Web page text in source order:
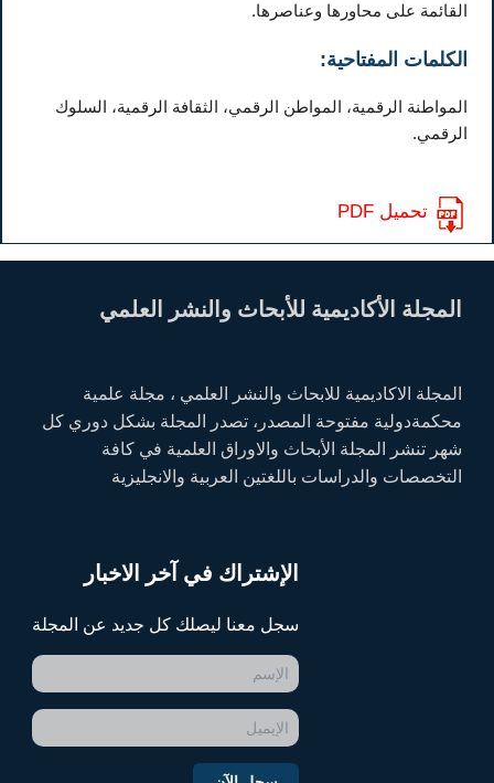
القائمة على محاورها وعناصرها.
الكلمات المفتاحية:
المواطنة الرقمية، المواطن الرقمي، الثقافة الرقمية، السلوك
الرقمي.
تحميل PDF
المجلة الأكاديمية للأبحاث والنشر العلمي
المجلة الاكاديمية للابحاث والنشر العلمي ، مجلة علمية
محكمةدولية مفتوحة المصدر، تصدر المجلة بشكل دوري كل
شهر تنشر المجلة الأبحاث والاوراق العلمية في كافة
التخصصات والدراسات باللغتين العربية والانجليزية
الإشتراك في آخر الاخبار
سجل معنا ليصلك كل جديد عن المجلة